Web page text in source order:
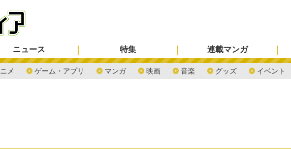
ニュース
メ ゲーム・アプリ マンガ 映画 音楽 グッズ イベント
特集 連載マンガ